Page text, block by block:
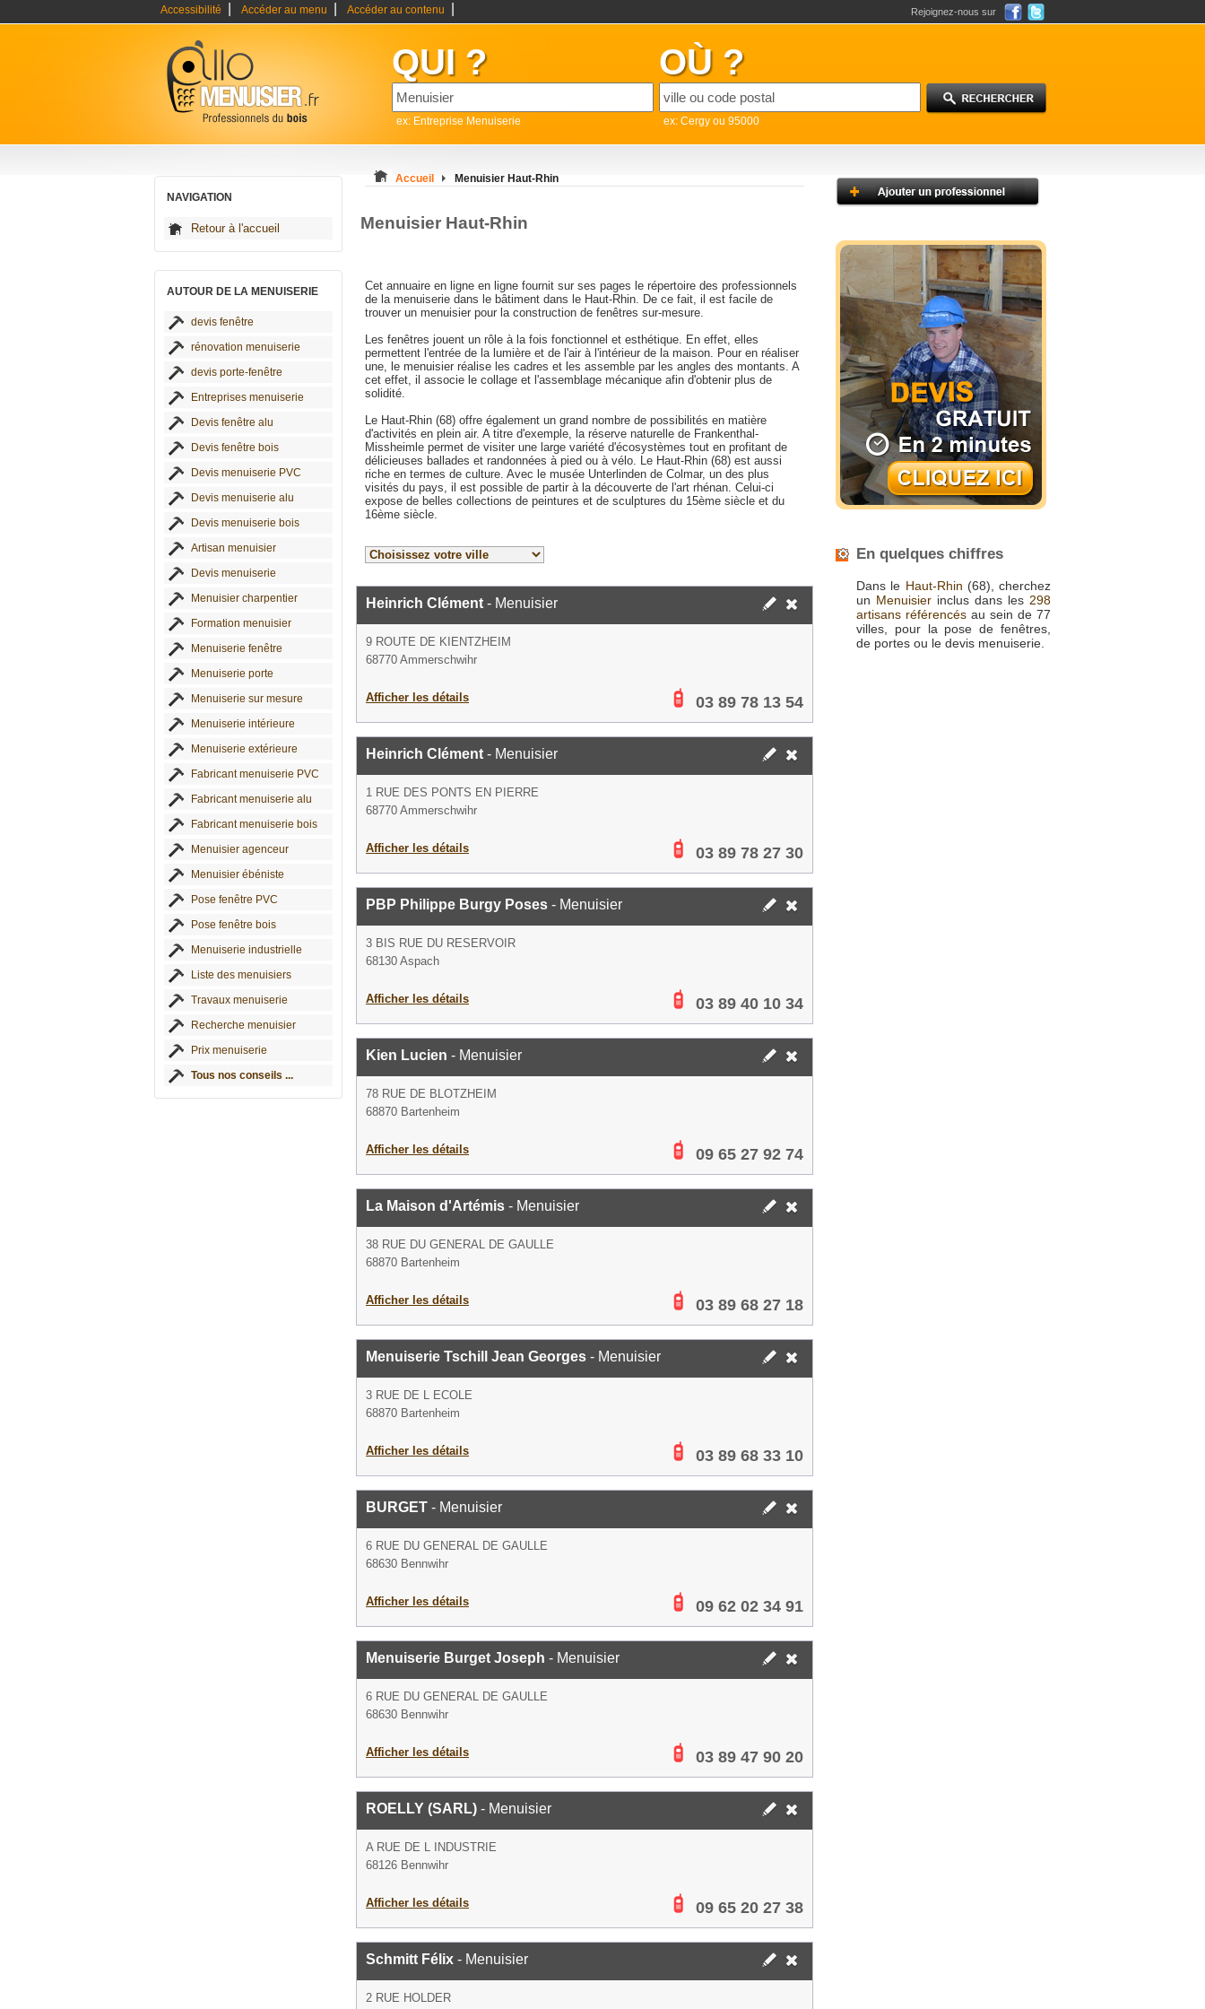
Accessibilité Accéder au menu Accéder au contenu Rejoignez-nous sur
QUI ?
ex: Entreprise Menuiserie
OÙ ?
ex: Cergy ou 95000
NAVIGATION
Retour à l'accueil
AUTOUR DE LA MENUISERIE
devis fenêtre
rénovation menuiserie
devis porte-fenêtre
Entreprises menuiserie
Devis fenêtre alu
Devis fenêtre bois
Devis menuiserie PVC
Devis menuiserie alu
Devis menuiserie bois
Artisan menuisier
Devis menuiserie
Menuisier charpentier
Formation menuisier
Menuiserie fenêtre
Menuiserie porte
Menuiserie sur mesure
Menuiserie intérieure
Menuiserie extérieure
Fabricant menuiserie PVC
Fabricant menuiserie alu
Fabricant menuiserie bois
Menuisier agenceur
Menuisier ébéniste
Pose fenêtre PVC
Pose fenêtre bois
Menuiserie industrielle
Liste des menuisiers
Travaux menuiserie
Recherche menuisier
Prix menuiserie
Tous nos conseils ...
Accueil Menuisier Haut-Rhin
Menuisier Haut-Rhin
Cet annuaire en ligne en ligne fournit sur ses pages le répertoire des professionnels
de la menuiserie dans le bâtiment dans le Haut-Rhin. De ce fait, il est facile de
trouver un menuisier pour la construction de fenêtres sur-mesure.
Les fenêtres jouent un rôle à la fois fonctionnel et esthétique. En effet, elles
permettent l'entrée de la lumière et de l'air à l'intérieur de la maison. Pour en réaliser
une, le menuisier réalise les cadres et les assemble par les angles des montants. A
cet effet, il associe le collage et l'assemblage mécanique afin d'obtenir plus de
solidité.
Le Haut-Rhin (68) offre également un grand nombre de possibilités en matière
d'activités en plein air. A titre d'exemple, la réserve naturelle de Frankenthal-
Missheimle permet de visiter une large variété d'écosystèmes tout en profitant de
délicieuses ballades et randonnées à pied ou à vélo. Le Haut-Rhin (68) est aussi
riche en termes de culture. Avec le musée Unterlinden de Colmar, un des plus
visités du pays, il est possible de partir à la découverte de l'art rhénan. Celui-ci
expose de belles collections de peintures et de sculptures du 15ème siècle et du
16ème siècle.
Heinrich Clément - Menuisier
9 ROUTE DE KIENTZHEIM
68770 Ammerschwihr
Afficher les détails 03 89 78 13 54
Heinrich Clément - Menuisier
1 RUE DES PONTS EN PIERRE
68770 Ammerschwihr
Afficher les détails 03 89 78 27 30
PBP Philippe Burgy Poses - Menuisier
3 BIS RUE DU RESERVOIR
68130 Aspach
Afficher les détails 03 89 40 10 34
Kien Lucien - Menuisier
78 RUE DE BLOTZHEIM
68870 Bartenheim
Afficher les détails 09 65 27 92 74
La Maison d'Artémis - Menuisier
38 RUE DU GENERAL DE GAULLE
68870 Bartenheim
Afficher les détails 03 89 68 27 18
Menuiserie Tschill Jean Georges - Menuisier
3 RUE DE L ECOLE
68870 Bartenheim
Afficher les détails 03 89 68 33 10
BURGET - Menuisier
6 RUE DU GENERAL DE GAULLE
68630 Bennwihr
Afficher les détails 09 62 02 34 91
Menuiserie Burget Joseph - Menuisier
6 RUE DU GENERAL DE GAULLE
68630 Bennwihr
Afficher les détails 03 89 47 90 20
ROELLY (SARL) - Menuisier
A RUE DE L INDUSTRIE
68126 Bennwihr
Afficher les détails 09 65 20 27 38
Schmitt Félix - Menuisier
2 RUE HOLDER
En quelques chiffres
Dans le Haut-Rhin (68), cherchez
un Menuisier inclus dans les 298
artisans référencés au sein de 77
villes, pour la pose de fenêtres,
de portes ou le devis menuiserie.